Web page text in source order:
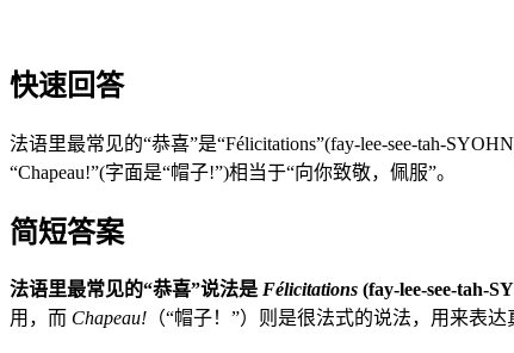
快速回答
法语里最常见的“恭喜”是“Félicitations”(fay-lee-see-tah-
“Chapeau!”(字面是“帽子!”)相当于“向你致敬，佩服”。
简短答案
法语里最常见的“恭喜”说法是Félicitations (fay-lee-see-tah-
用，而 Chapeau! （“帽子！”）则是很法式的说法，用来表达